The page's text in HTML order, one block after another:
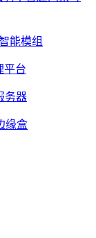
能模组
平台
务器
缘盒